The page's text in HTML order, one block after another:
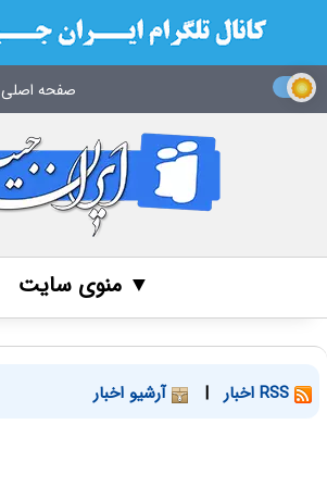
صفحه اصلی
▼ منوی سایت
| آرشیو اخبار